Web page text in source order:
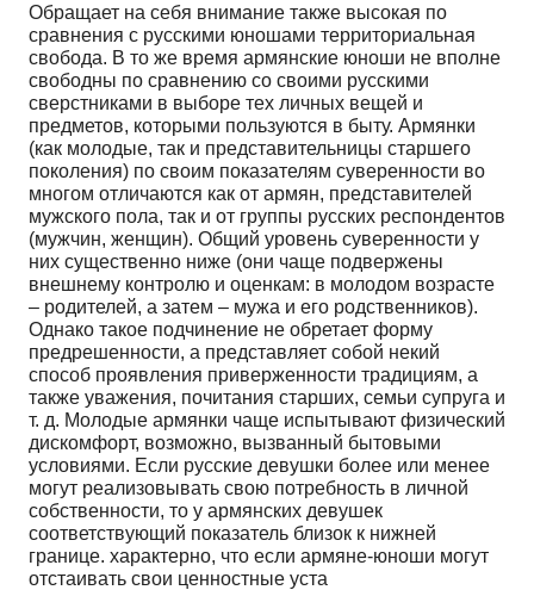
Обращает на себя внимание также высокая по
сравнения с русскими юношами территориаль­ная
свобода. В то же время армянские юноши не вполне
свободны по сравнению со своими русски­ми
сверстниками в выборе тех личных вещей и
предметов, которыми пользуются в быту. Армянки
(как молодые, так и представительницы старшего
поколения) по своим показателям суверенности во
многом отличаются как от армян, представителей
мужского пола, так и от группы русских рес­пондентов
(мужчин, женщин). Общий уровень суверенности у
них существенно ниже (они чаще подвержены
внешнему контролю и оценкам: в молодом возрасте
– родителей, а затем – мужа и его родственников).
Однако такое подчинение не обретает форму
предрешенности, а представляет со­бой некий
способ проявления приверженности традициям, а
также уважения, почитания старших, семьи супруга и
т. д. Молодые армянки чаще испытывают физический
дискомфорт, возможно, вы­званный бытовыми
условиями. Если русские девушки более или менее
могут реализовывать свою потребность в личной
собственности, то у армянских девушек
соответствующий показатель близок к нижней
границе. характерно, что если армяне-юноши могут
отстаивать свои ценностные уста­